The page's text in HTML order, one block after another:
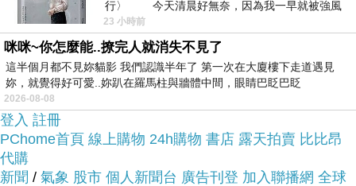
貴!
服務這麼優，當然在網路購物最好啦~~一定要來看
看【Neptune Scepter】超低腰三角泳褲(NS-
014)~~
商品網址:
行〉 今天清晨好無奈，因為我一早就被強風
23 小時前
咪咪~你怎麼能..撩完人就消失不見了
這半個月都不見妳貓影 我們認識半年了 第一次在大廈樓下走道遇見
妳，就覺得好可愛..妳趴在羅馬柱與牆體中間，眼睛巴眨巴眨
2026-08-08
登入 註冊
PChome首頁 線上購物 24h購物 書店 露天拍賣 比比昂
代購
新聞 / 氣象 股市 個人新聞台 廣告刊登 加入聯播網 全球